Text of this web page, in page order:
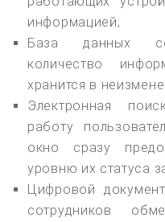
информацией;
База данных
количество
хранится в
Электронная
работу
окно сразу
уровню их статуса
Цифровой
сотрудников